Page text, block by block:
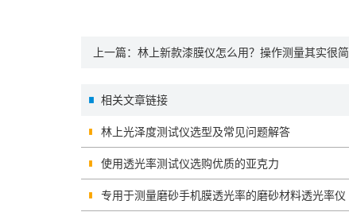
上一篇： 林上新款漆膜仪怎么用？操作测量其实很
相关文章链接
林上光泽度测试仪选型及常见问题解答
使用透光率测试仪选购优质的亚克力
专用于测量磨砂手机膜透光率的磨砂材料透光率仪